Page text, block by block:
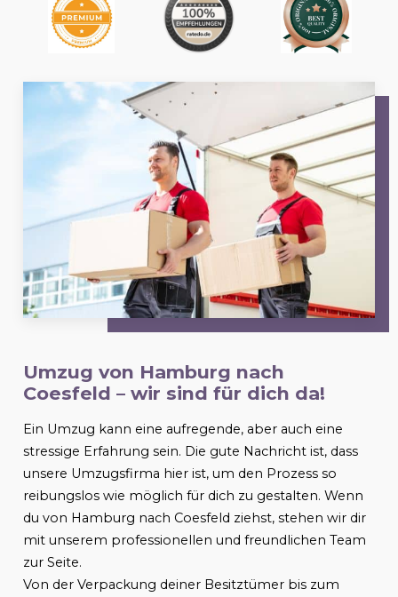
Umzug von Hamburg nach
Coesfeld – wir sind für dich da!
Ein Umzug kann eine aufregende, aber auch eine
stressige Erfahrung sein. Die gute Nachricht ist, dass
unsere Umzugsfirma hier ist, um den Prozess so
reibungslos wie möglich für dich zu gestalten. Wenn
du von Hamburg nach Coesfeld ziehst, stehen wir dir
mit unserem professionellen und freundlichen Team
zur Seite.
Von der Verpackung deiner Besitztümer bis zum